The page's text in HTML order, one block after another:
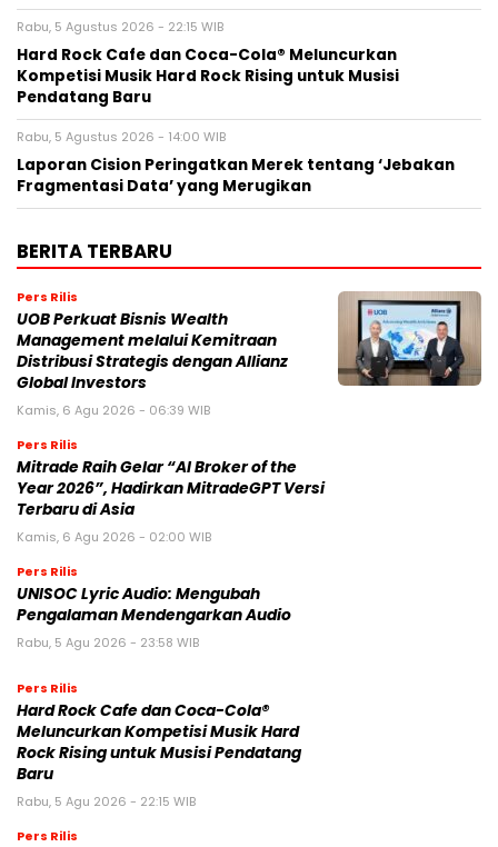
Rabu, 5 Agustus 2026 - 22:15 WIB
Hard Rock Cafe dan Coca-Cola® Meluncurkan
Kompetisi Musik Hard Rock Rising untuk Musisi
Pendatang Baru
Rabu, 5 Agustus 2026 - 14:00 WIB
Laporan Cision Peringatkan Merek tentang ‘Jebakan
Fragmentasi Data’ yang Merugikan
BERITA TERBARU
Pers Rilis
UOB Perkuat Bisnis Wealth
Management melalui Kemitraan
Distribusi Strategis dengan Allianz
Global Investors
Kamis, 6 Agu 2026 - 06:39 WIB
Pers Rilis
Mitrade Raih Gelar “AI Broker of the
Year 2026”, Hadirkan MitradeGPT Versi
Terbaru di Asia
Kamis, 6 Agu 2026 - 02:00 WIB
Pers Rilis
UNISOC Lyric Audio: Mengubah
Pengalaman Mendengarkan Audio
Rabu, 5 Agu 2026 - 23:58 WIB
Pers Rilis
Hard Rock Cafe dan Coca-Cola®
Meluncurkan Kompetisi Musik Hard
Rock Rising untuk Musisi Pendatang
Baru
Rabu, 5 Agu 2026 - 22:15 WIB
Pers Rilis